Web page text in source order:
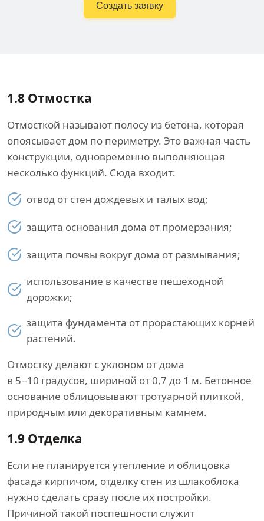
Создать заявку
1.8 Отмостка
Отмосткой называют полосу из бетона, которая
опоясывает дом по периметру. Это важная часть
конструкции, одновременно выполняющая
несколько функций. Сюда входит:
отвод от стен дождевых и талых вод;
защита основания дома от промерзания;
защита почвы вокруг дома от размывания;
использование в качестве пешеходной
дорожки;
защита фундамента от прорастающих корней
растений.
Отмостку делают с уклоном от дома
в 5−10 градусов, шириной от 0,7 до 1 м. Бетонное
основание облицовывают тротуарной плиткой,
природным или декоративным камнем.
1.9 Отделка
Если не планируется утепление и облицовка
фасада кирпичом, отделку стен из шлакоблока
нужно сделать сразу после их постройки.
Причиной такой поспешности служит